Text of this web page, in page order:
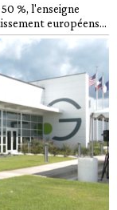
%, l'enseigne
européens...